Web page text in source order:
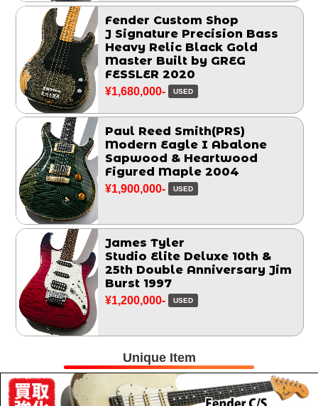
Fender Custom Shop
J Signature Precision Bass
Heavy Relic Black Gold
Master Built by GREG
FESSLER 2020
¥1,680,000- USED
Paul Reed Smith(PRS)
Modern Eagle I Abalone
Sapwood & Heartwood
Figured Maple 2004
¥1,900,000- USED
James Tyler
Studio Elite Deluxe 10th &
25th Double Anniversary Jim
Burst 1997
¥1,200,000- USED
Unique Item